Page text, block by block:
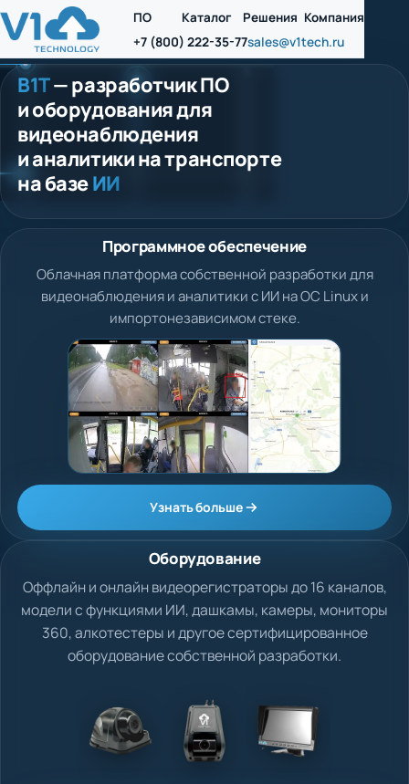
ПО Каталог Решения Компания
+7 (800) 222-35-77sales@v1tech.ru
В1Т— разработчик ПО
и оборудования для
видеонаблюдения
и аналитики на транспорте
на базеИИ
Программное обеспечение
Облачная платформа собственной разработки для
видеонаблюдения и аналитики с ИИ на ОС Linux и
импортонезависимом стеке.
Узнать больше
Оборудование
Оффлайн и онлайн видеорегистраторы до 16 каналов,
модели с функциями ИИ, дашкамы, камеры, мониторы
360, алкотестеры и другое сертифицированное
оборудование собственной разработки.